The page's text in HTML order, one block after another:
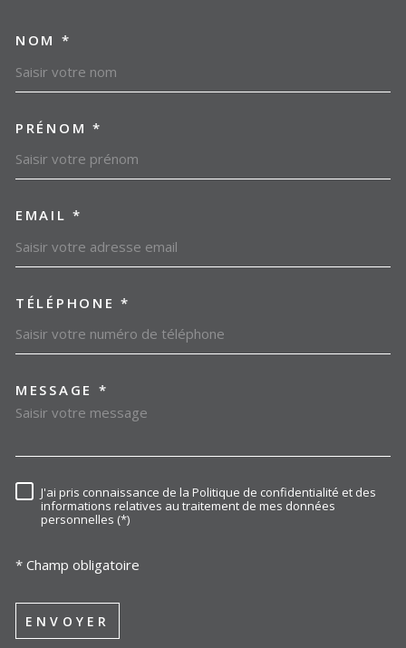
NOM *
PRÉNOM *
EMAIL *
TÉLÉPHONE *
MESSAGE *
RÈGLEMENTATION
J'ai pris connaissance de la Politique de confidentialité et des
informations relatives au traitement de mes données
personnelles (*)
* Champ obligatoire
ENVOYER